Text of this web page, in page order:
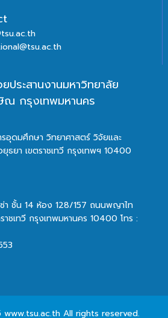
ประสานงานมหาวิทยาลัย
ณ กรุงเทพมหานคร
รอุดมศึกษา วิทยาศาสตร์ วิจัยและ
ธยา เขตราชเทวี กรุงเทพฯ 10400
า ชั้น 14 ห้อง 128/157 ถนนพญาไท
ชเทวี กรุงเทพมหานคร 10400 โทร :
All rights reserved.